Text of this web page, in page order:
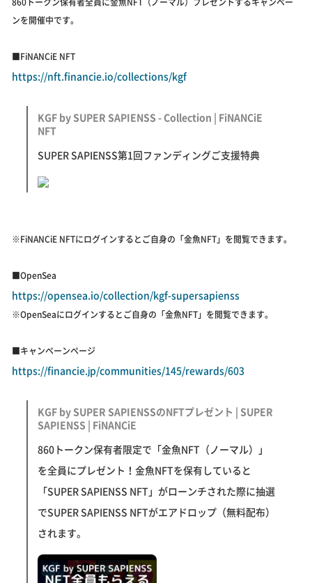
ンを開催中です。
■FiNANCiE NFT
https://nft.financie.io/collections/kgf
KGF by SUPER SAPIENSS - Collection | FiNANCiE
NFT
SUPER SAPIENSS第1回ファンディングご支援特典
※FiNANCiE NFTにログインするとご自身の「金魚NFT」を閲覧できます。
■OpenSea
https://opensea.io/collection/kgf-supersapienss
※OpenSeaにログインするとご自身の「金魚NFT」を閲覧できます。
■キャンペーンページ
https://financie.jp/communities/145/rewards/603
KGF by SUPER SAPIENSSのNFTプレゼント | SUPER
SAPIENSS | FiNANCiE
860トークン保有者限定で「金魚NFT（ノーマル）」
を全員にプレゼント！金魚NFTを保有していると
「SUPER SAPIENSS NFT」がローンチされた際に抽選
でSUPER SAPIENSS NFTがエアドロップ（無料配布）
されます。